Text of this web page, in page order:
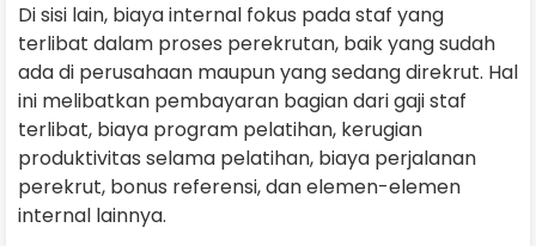
Di sisi lain, biaya internal fokus pada staf yang
terlibat dalam proses perekrutan, baik yang sudah
ada di perusahaan maupun yang sedang direkrut. Hal
ini melibatkan pembayaran bagian dari gaji staf
terlibat, biaya program pelatihan, kerugian
produktivitas selama pelatihan, biaya perjalanan
perekrut, bonus referensi, dan elemen-elemen
internal lainnya.